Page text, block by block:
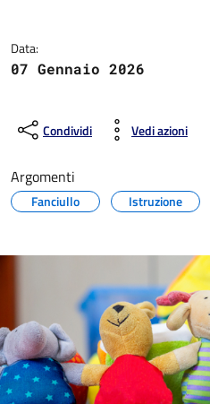
Data:
07 Gennaio 2026
Condividi Vedi azioni
Argomenti
Fanciullo Istruzione